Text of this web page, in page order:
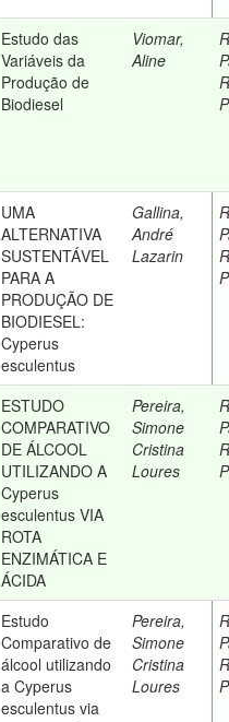
Estudo das
Variáveis da
Produção de
Biodiesel
Viomar,
Aline
UMA
ALTERNATIVA
SUSTENTÁVEL
PARA A
PRODUÇÃO DE
BIODIESEL:
Cyperus
esculentus
Gallina,
André
Lazarin
ESTUDO
COMPARATIVO
DE ÁLCOOL
UTILIZANDO A
Cyperus
esculentus VIA
ROTA
ENZIMÁTICA E
ÁCIDA
Pereira,
Simone
Cristina
Loures
Estudo
Comparativo de
álcool utilizando
a Cyperus
esculentus via
Pereira,
Simone
Cristina
Loures